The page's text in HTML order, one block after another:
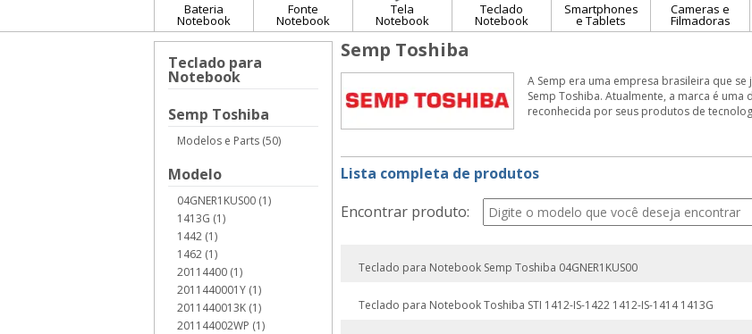
Bateria
Notebook
Fonte
Notebook
Tela
Notebook
Teclado
Notebook
Smartphones
e Tablets
Cameras e
Filmadoras
Teclado para
Notebook
Semp Toshiba
Modelos e Parts (50)
Modelo
04GNER1KUS00 (1)
1413G (1)
1442 (1)
1462 (1)
20114400 (1)
2011440001Y (1)
2011440013K (1)
201144002WP (1)
Semp Toshiba
A Semp era uma empresa brasileira que
Semp Toshiba. Atualmente, a marca é
reconhecida por seus produtos de
Lista completa de produtos
Encontrar produto:
Teclado para Notebook Semp Toshiba 04GNER1KUS00
Teclado para Notebook Toshiba STI 1412-IS-1422 1412-IS-1414 1413G